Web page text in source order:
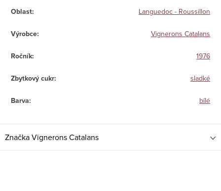
Oblast: Languedoc - Roussillon
Výrobce: Vignerons Catalans
Ročník: 1976
Zbytkový cukr: sladké
Barva: bílé
ZnačkaVignerons Catalans